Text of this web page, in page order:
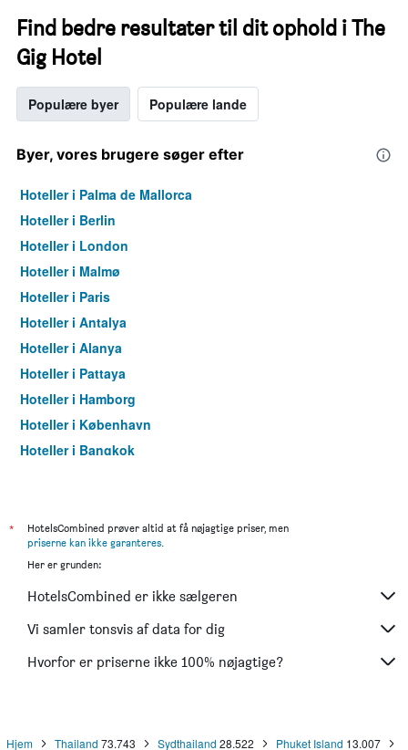
Find bedre resultater til dit ophold i The
Gig Hotel
Populære byer Populære lande
Byer, vores brugere søger efter
Hoteller i Palma de Mallorca
Hoteller i Berlin
Hoteller i London
Hoteller i Malmø
Hoteller i Paris
Hoteller i Antalya
Hoteller i Alanya
Hoteller i Pattaya
Hoteller i Hamborg
Hoteller i København
Hoteller i Bangkok
*
HotelsCombined prøver altid at få nøjagtige priser, men
priserne kan ikke garanteres.
Her er grunden:
HotelsCombined er ikke sælgeren
Vi samler tonsvis af data for dig
Hvorfor er priserne ikke 100% nøjagtige?
Hjem Thailand 73.743 Sydthailand 28.522 Phuket Island 13.007